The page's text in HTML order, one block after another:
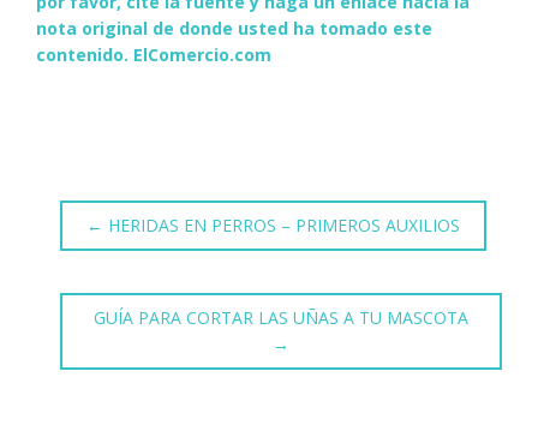
nota original de donde usted ha tomado este
contenido. ElComercio.com
← HERIDAS EN PERROS – PRIMEROS AUXILIOS
GUÍA PARA CORTAR LAS UÑAS A TU MASCOTA
→